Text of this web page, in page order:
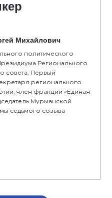
Михайлович
политического
Регионального
совета, Первый
регионального
член фракции «Единая
Мурманской
седьмого созыва